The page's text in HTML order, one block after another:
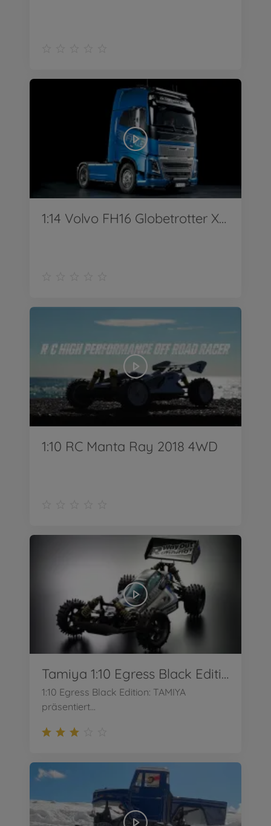
1:14 Volvo FH16 Globetrotter XL 750 4x2 Tractor
1:10 RC Manta Ray 2018 4WD
Tamiya 1:10 Egress Black Edition
1:10 Egress Black Edition: TAMIYA
präsentiert...